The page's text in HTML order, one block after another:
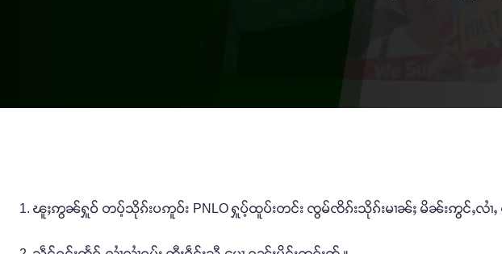
1. ၽူႈဢွၼ်ႁူဝ် တပ့်သိုၵ်းပဢူဝ်း PNLO ႁူပ့်ထူပ်းတင်း ၸွမ်ၸိၵ်းသိုၵ်းမၢၼ်ႈ မိၼ်းဢွင်ႇလၢႆႇ တီ